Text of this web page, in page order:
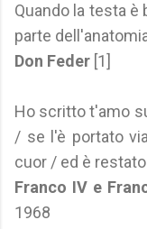
Quando la testa è
parte
Don Feder [1]
Ho scritto t'amo
/ se l'è portato
cuor / ed è
Franco IV e
1968